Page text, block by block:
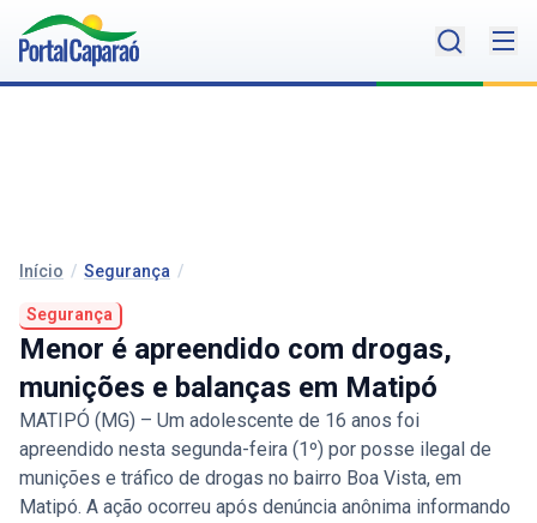
Início / Segurança /
Segurança
Menor é apreendido com drogas,
munições e balanças em Matipó
MATIPÓ (MG) – Um adolescente de 16 anos foi
apreendido nesta segunda-feira (1º) por posse ilegal de
munições e tráfico de drogas no bairro Boa Vista, em
Matipó. A ação ocorreu após denúncia anônima informando